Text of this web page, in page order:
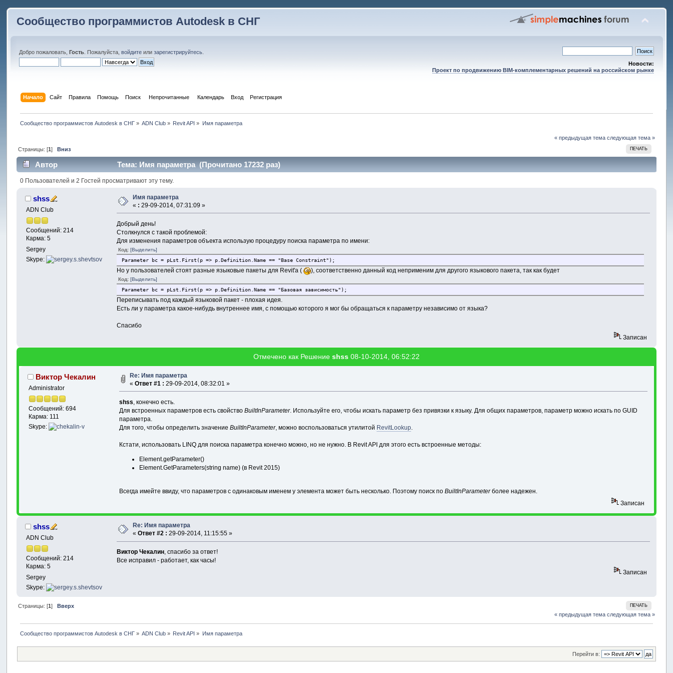
Сообщество программистов Autodesk в СНГ
Добро пожаловать,Гость . Пожалуйста,войдите илизарегистрируйтесь
Новости:
Проект по продвижению BIM-комплементарных решений на российском рынке
Начало Сайт Правила Помощь Поиск Непрочитанные Календарь Вход Регистрация
Сообщество программистов Autodesk в СНГ» ADN Club » Revit API » Имя параметра
« предыдущая тема следующая тема »
ПЕЧАТЬ
Страницы: [1] Вниз
Автор Тема: Имя параметра (Прочитано 17232 раз)
0 Пользователей и 2 Гостей просматривают эту тему.
shss
ADN Club
Сообщений: 214
Карма: 5
Sergey
Skype:
Имя параметра
« : 29-09-2014, 07:31:09 »
Добрый день!
Столкнулся с такой проблемой:
Для изменения параметров объекта использую процедуру поиска параметра по имени:
Код:[Выделить]
Parameter bc = pLst.First(p => p.Definition.Name == "Base Constraint");
Но у пользователей стоят разные языковые пакеты для Revit'a ( ), соответственно данный код неприменим для другого языкового пакета, так как будет
Код:[Выделить]
Parameter bc = pLst.First(p => p.Definition.Name == "Базовая зависимость");
Переписывать под каждый языковой пакет - плохая идея.
Есть ли у параметра какое-нибудь внутреннее имя, с помощью которого я мог бы обращаться к параметру независимо от языка?
Спасибо
Записан
Отмечено как Решение shss 08-10-2014, 06:52:22
Виктор Чекалин
Administrator
Сообщений: 694
Карма: 111
Skype:
Re: Имя параметра
«Ответ #1 : 29-09-2014, 08:32:01 »
shss, конечно есть.
Для встроенных параметров есть свойствоBuiltInParameter. Используйте его, чтобы искать параметр без привязки к языку. Для общих параметров, параметр можно искать по GUID
параметра.
Для того, чтобы определить значениеBuiltInParameter, можно воспользоваться утилитой RevitLookup.
Кстати, использовать LINQ для поиска параметра конечно можно, но не нужно. В Revit API для этого есть встроенные методы:
Element.getParameter()
Element.GetParameters(string name) (в Revit 2015)
Всегда имейте ввиду, что параметров с одинаковым именем у элемента может быть несколько. Поэтому поиск поBuiltInParameterболее надежен.
Записан
shss
ADN Club
Сообщений: 214
Карма: 5
Sergey
Skype:
Re: Имя параметра
«Ответ #2 : 29-09-2014, 11:15:55 »
Виктор Чекалин, спасибо за ответ!
Все исправил - работает, как часы!
Записан
ПЕЧАТЬ
Страницы: [1] Вверх
« предыдущая тема следующая тема »
Сообщество программистов Autodesk в СНГ» ADN Club » Revit API » Имя параметра
Перейти в: